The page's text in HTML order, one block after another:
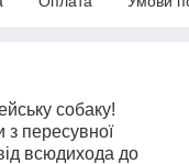
собаку!
з пересувної
всюдихода до